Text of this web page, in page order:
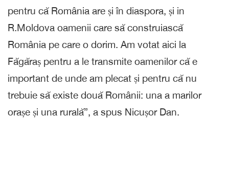
pentru că România are și în diaspora, și in
R.Moldova oamenii care să construiască
România pe care o dorim. Am votat aici la
Făgăraș pentru a le transmite oamenilor că e
important de unde am plecat și pentru că nu
trebuie să existe două Românii: una a marilor
orașe și una rurală”, a spus Nicușor Dan.